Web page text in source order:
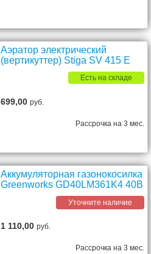
Аэратор электрический
(вертикуттер) Stiga SV 415 E
Есть на складе
699,00руб.
Рассрочка на 3 мес.
Аккумуляторная газонокосилка
Greenworks GD40LM361K4 40В
Уточните наличие
1 110,00руб.
Рассрочка на 3 мес.